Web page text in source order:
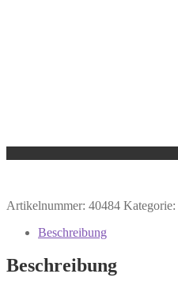
Artikelnummer: 40484 Kategorie:
Beschreibung
Beschreibung